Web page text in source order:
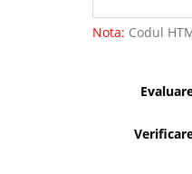
Nota: Codul